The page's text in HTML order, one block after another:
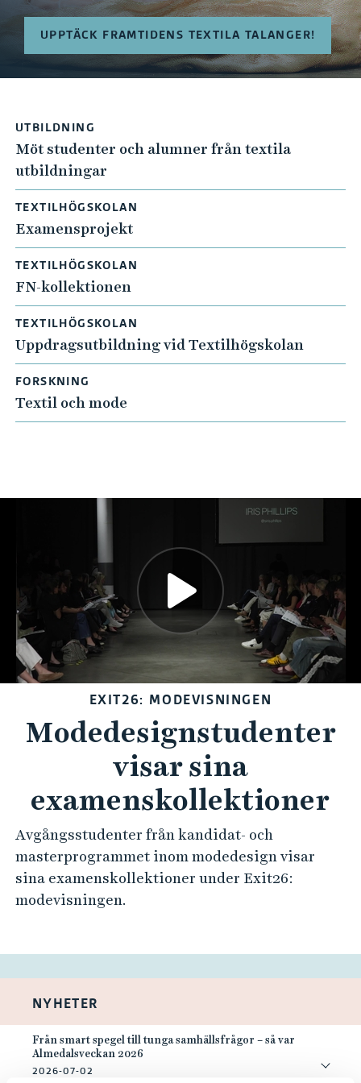
UTBILDNING
Möt studenter och alumner från textila
utbildningar
TEXTILHÖGSKOLAN
Examensprojekt
TEXTILHÖGSKOLAN
FN-kollektionen
TEXTILHÖGSKOLAN
Uppdragsutbildning vid Textilhögskolan
FORSKNING
Textil och mode
UPPTÄCK FRAMTIDENS TEXTILA TALANGER!
EXIT26: MODEVISNINGEN
Modedesignstudenter
visar sina
examenskollektioner
Avgångsstudenter från kandidat- och
masterprogrammet inom modedesign visar
sina examenskollektioner under Exit26:
modevisningen.
NYHETER
Från smart spegel till tunga samhällsfrågor – så var
Almedalsveckan 2026
2026-07-02